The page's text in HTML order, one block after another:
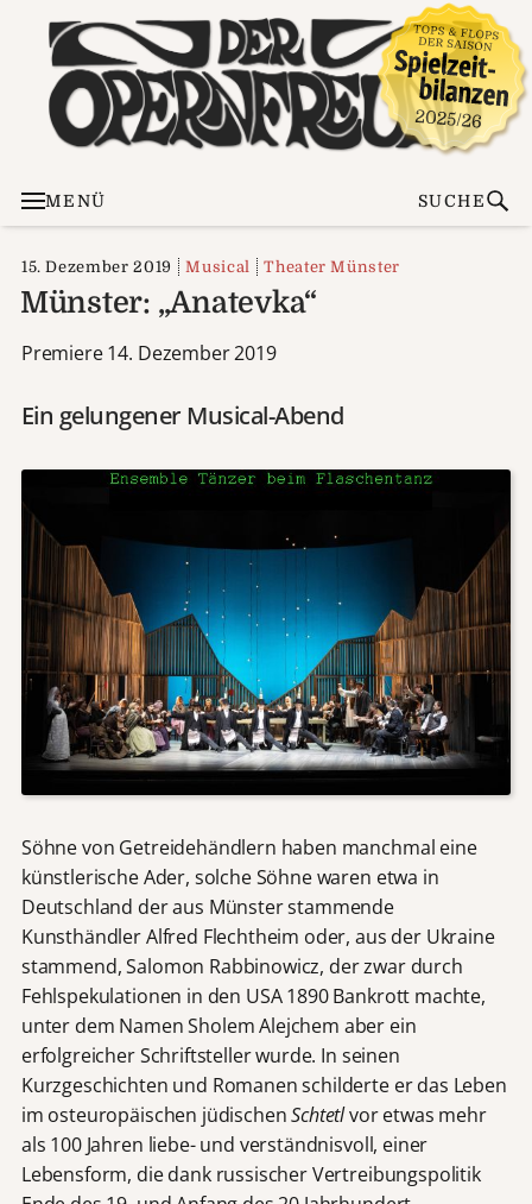
MENÜ SUCHE
15. Dezember 2019 Musical Theater Münster
Münster: „Anatevka“
Premiere 14. Dezember 2019
Ein gelungener Musical-Abend
Söhne von Getreidehändlern haben manchmal eine
künstlerische Ader, solche Söhne waren etwa in
Deutschland der aus Münster stammende
Kunsthändler Alfred Flechtheim oder, aus der Ukraine
stammend, Salomon Rabbinowicz, der zwar durch
Fehlspekulationen in den USA 1890 Bankrott machte,
unter dem Namen Sholem Alejchem aber ein
erfolgreicher Schriftsteller wurde. In seinen
Kurzgeschichten und Romanen schilderte er das Leben
im osteuropäischen jüdischenSchtetlvor etwas mehr
als 100 Jahren liebe- und verständnisvoll, einer
Lebensform, die dank russischer Vertreibungspolitik